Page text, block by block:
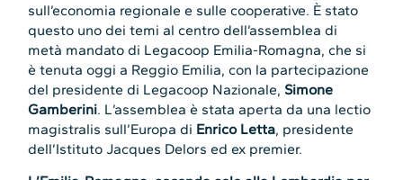
sull’economia regionale e sulle cooperative. È stato
questo uno dei temi al centro dell’assemblea di
metà mandato di Legacoop Emilia-Romagna, che si
è tenuta oggi a Reggio Emilia, con la partecipazione
del presidente di Legacoop Nazionale, Simone
Gamberini. L’assemblea è stata aperta da una lectio
magistralis sull’Europa di Enrico Letta, presidente
dell’Istituto Jacques Delors ed ex premier.